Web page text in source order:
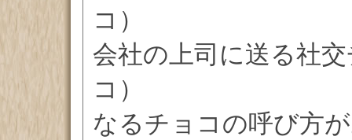
コ）
会社の上司に送る社
コ）
なるチョコの呼び方